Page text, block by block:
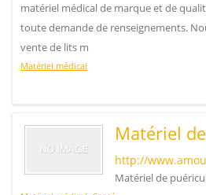
matériel médical de marque et de
toute demande de renseignements.
vente de lits m
Matériel médical
Matériel
http://
Matériel de